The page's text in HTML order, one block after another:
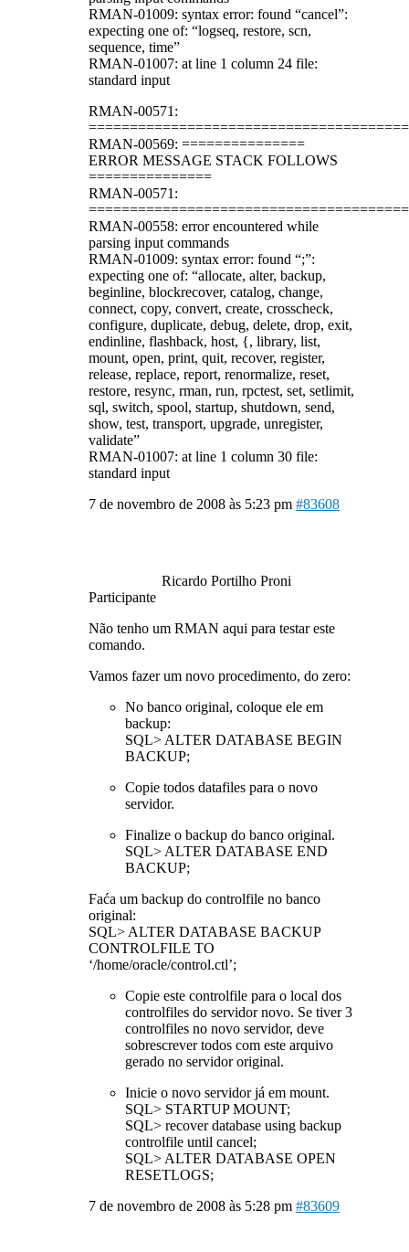
RMAN-01009: syntax error: found “cancel”:
expecting one of: “logseq, restore, scn,
sequence, time”
RMAN-01007: at line 1 column 24 file:
standard input
RMAN-00571:
RMAN-00569: ===============
ERROR MESSAGE STACK FOLLOWS
===============
RMAN-00571:
RMAN-00558: error encountered while
parsing input commands
RMAN-01009: syntax error: found “;”:
expecting one of: “allocate, alter, backup,
beginline, blockrecover, catalog, change,
connect, copy, convert, create, crosscheck,
configure, duplicate, debug, delete, drop, exit,
endinline, flashback, host, {, library, list,
mount, open, print, quit, recover, register,
release, replace, report, renormalize, reset,
restore, resync, rman, run, rpctest, set, setlimit,
sql, switch, spool, startup, shutdown, send,
show, test, transport, upgrade, unregister,
validate”
RMAN-01007: at line 1 column 30 file:
standard input
7 de novembro de 2008 às 5:23 pm #83608
Ricardo Portilho Proni
Participante
Não tenho um RMAN aqui para testar este
comando.
Vamos fazer um novo procedimento, do zero:
No banco original, coloque ele em
backup:
SQL> ALTER DATABASE BEGIN
BACKUP;
Copie todos datafiles para o novo
servidor.
Finalize o backup do banco original.
SQL> ALTER DATABASE END
BACKUP;
Faća um backup do controlfile no banco
original:
SQL> ALTER DATABASE BACKUP
CONTROLFILE TO
‘/home/oracle/control.ctl’;
Copie este controlfile para o local dos
controlfiles do servidor novo. Se tiver 3
controlfiles no novo servidor, deve
sobrescrever todos com este arquivo
gerado no servidor original.
Inicie o novo servidor já em mount.
SQL> STARTUP MOUNT;
SQL> recover database using backup
controlfile until cancel;
SQL> ALTER DATABASE OPEN
RESETLOGS;
7 de novembro de 2008 às 5:28 pm #83609